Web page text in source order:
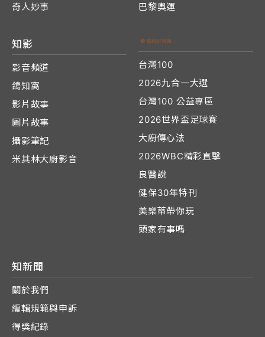
奇人妙事
巴黎奧運
知影
影音頻道
鴿知窩
影片故事
圖片故事
攝影筆記
米其林大廚影音
台灣100
2026九合一大選
台灣100 公益專區
2026世界盃足球賽
大廚傳心法
2026WBC精彩直擊
良醫說
健保30年特刊
美樂蒂帶你玩
頭家有事嗎
知新聞
關於我們
編輯規範與申訴
得獎紀錄